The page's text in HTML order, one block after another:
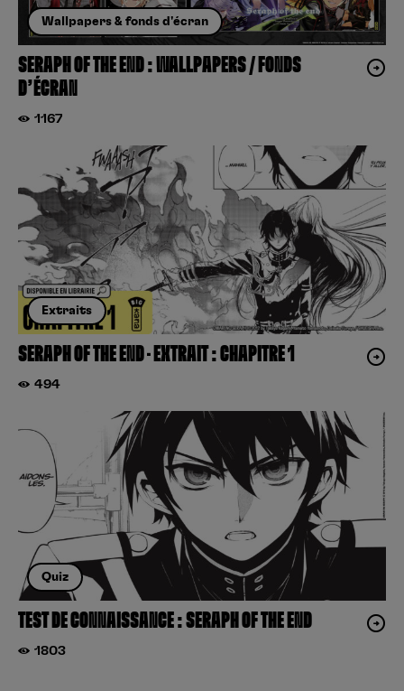
Wallpapers & fonds d'écran
SERAPH OF THE END : WALLPAPERS / FONDS
D’ÉCRAN
1167
Extraits
SERAPH OF THE END – EXTRAIT : CHAPITRE 1
494
Quiz
TEST DE CONNAISSANCE : SERAPH OF THE END
1803